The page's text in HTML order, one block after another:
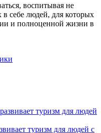
воспитывая не
себе людей, для которых
и полноценной жизни в
туризм для людей с